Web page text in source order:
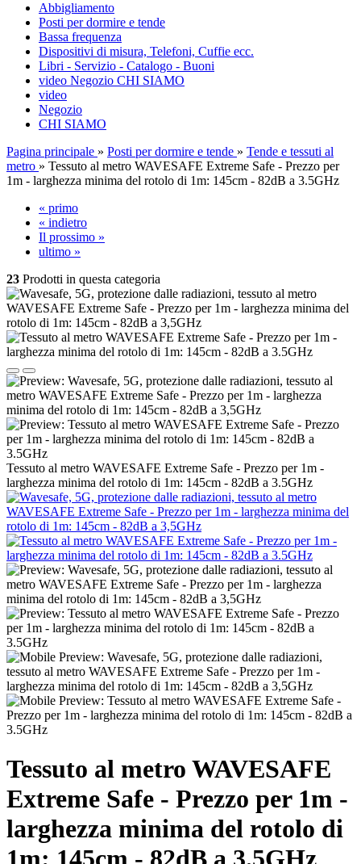
Abbigliamento
Posti per dormire e tende
Bassa frequenza
Dispositivi di misura, Telefoni, Cuffie ecc.
Libri - Servizio - Catalogo - Buoni
video Negozio CHI SIAMO
video
Negozio
CHI SIAMO
Pagina principale » Posti per dormire e tende » Tende e tessuti al
metro » Tessuto al metro WAVESAFE Extreme Safe - Prezzo per
1m - larghezza minima del rotolo di 1m: 145cm - 82dB a 3.5GHz
« primo
« indietro
Il prossimo »
ultimo »
23 Prodotti in questa categoria
Tessuto al metro WAVESAFE Extreme Safe - Prezzo per 1m -
larghezza minima del rotolo di 1m: 145cm - 82dB a 3.5GHz
Tessuto al metro WAVESAFE
Extreme Safe - Prezzo per 1m -
larghezza minima del rotolo di